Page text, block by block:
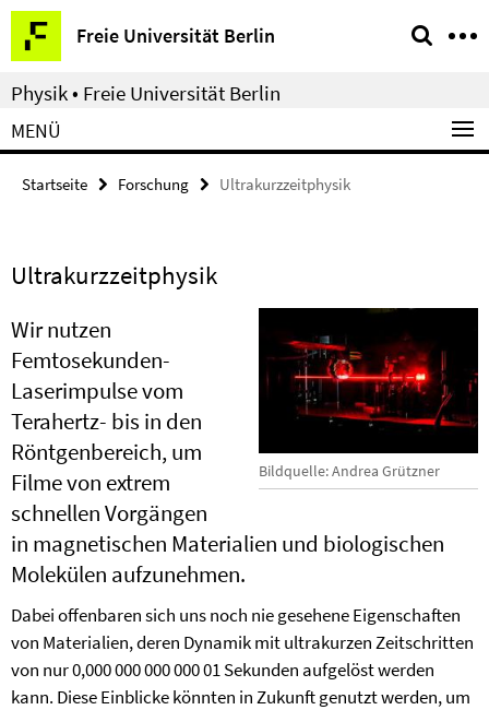
Springe
direkt
zu
Inhalt
Freie Universität Berlin
Service-
Navigation
Physik • Freie Universität Berlin
MENÜ
Startseite Forschung Ultrakurzzeitphysik
Ultrakurzzeitphysik
Bildquelle: Andrea Grützner
Wir nutzen
Femtosekunden-
Laserimpulse vom
Terahertz- bis in den
Röntgenbereich, um
Filme von extrem
schnellen Vorgängen
in magne­tischen Materialien und biologischen
Molekülen aufzunehmen.
Dabei offenbaren sich uns noch nie gesehene Eigenschaften
von Materialien, deren Dynamik mit ultrakurzen Zeitschritten
von nur 0,000 000 000 000 01 Sekunden aufgelöst werden
kann. Diese Einblicke könnten in Zukunft genutzt werden, um